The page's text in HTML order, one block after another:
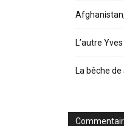
L’autre
La bêche